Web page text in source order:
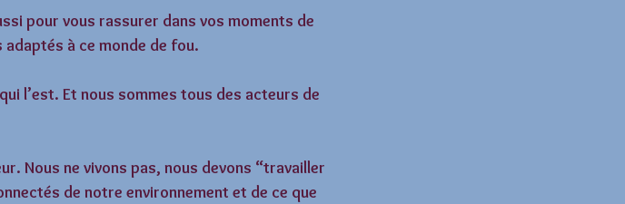
pour vous rassurer dans vos moments de
à ce monde de fou.
l’est. Et nous sommes tous des acteurs de
Nous ne vivons pas, nous devons “travailler
de notre environnement et de ce que